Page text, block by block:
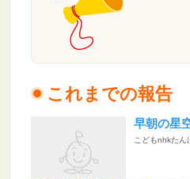
これまでの報告
早朝の星
こどもnhkたん